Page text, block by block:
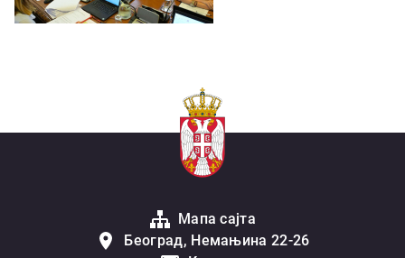
Мапа сајта
Београд, Немањина 22-26